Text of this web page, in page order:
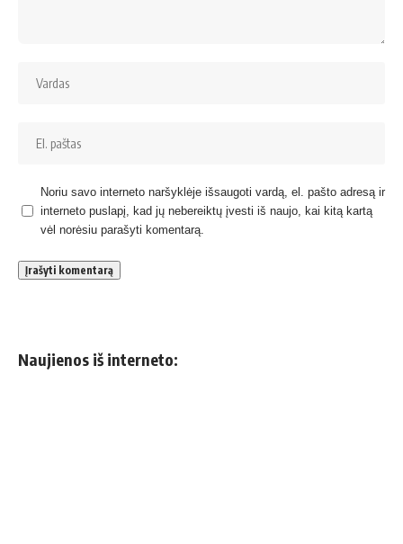
Noriu savo interneto naršyklėje išsaugoti vardą, el. pašto adresą ir
interneto puslapį, kad jų nebereiktų įvesti iš naujo, kai kitą kartą
vėl norėsiu parašyti komentarą.
Naujienos iš interneto: